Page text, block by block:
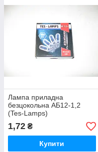
Лампа приладна
безцокольна АБ12-1,2
(Tes-Lamps)
1,72 ₴
Купити